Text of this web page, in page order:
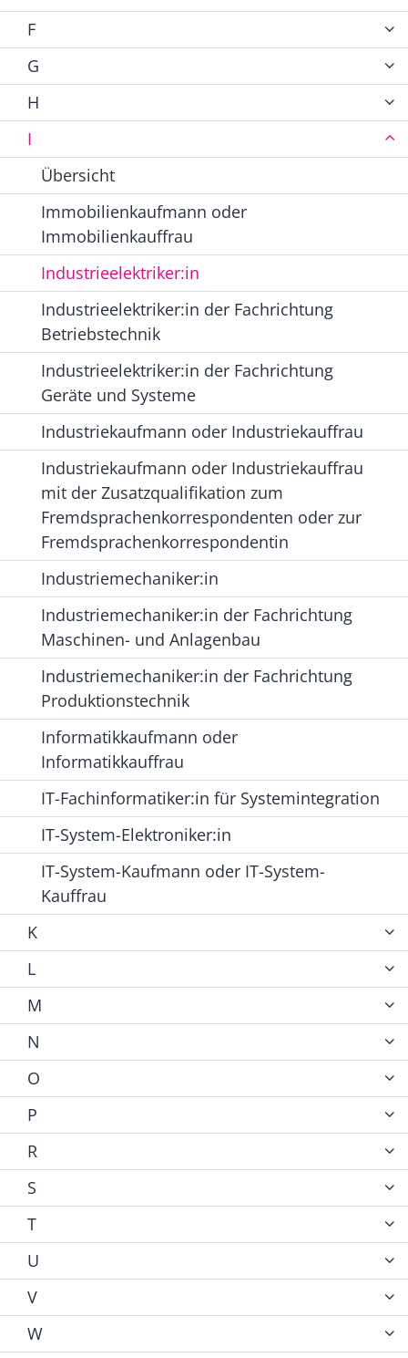
F
G
H
I
Übersicht
Immobilienkaufmann oder
Immobilienkauffrau
Industrieelektriker:in
Industrieelektriker:in der Fachrichtung
Betriebstechnik
Industrieelektriker:in der Fachrichtung
Geräte und Systeme
Industriekaufmann oder Industriekauffrau
Industriekaufmann oder Industriekauffrau
mit der Zusatzqualifikation zum
Fremdsprachenkorrespondenten oder zur
Fremdsprachenkorrespondentin
Industriemechaniker:in
Industriemechaniker:in der Fachrichtung
Maschinen- und Anlagenbau
Industriemechaniker:in der Fachrichtung
Produktionstechnik
Informatikkaufmann oder
Informatikkauffrau
IT-Fachinformatiker:in für Systemintegration
IT-System-Elektroniker:in
IT-System-Kaufmann oder IT-System-
Kauffrau
K
L
M
N
O
P
R
S
T
U
V
W